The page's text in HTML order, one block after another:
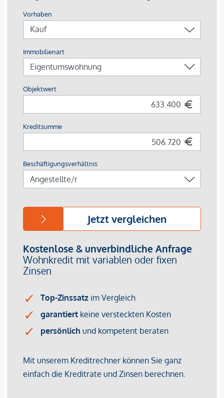
Breite Zielgruppe
Familien, Expats
Parkettböden in Eiche
, großformatiges Feinsteinzeug
Moderne Bäder
Glasabtrennungen, Designarmaturen in Chrom
Flachstahlgeländern
weiße Innentüren, Video-Sprechanlage
Photovoltaikanlage, energieeffiziente Bautechnik, Lift
Nachhaltige Bau- und Energiekonzepte sind längst kein
Nice-to-have mehr – sie sind ein entscheidender
Vermietungsfaktor. Energieeffizienz bedeutet geringere
Betriebskosten, was Mietern Planungssicherheit gibt und
Ihnen als Investor einen Wettbewerbsvorteil verschafft. Die
grüner Gebäudetechnik sorgt für dauerhafte Nachfrage und
steigende Mieterträge.
Kaufpreise der Vorsorgewohnungen
Zu erwartender Mietertrag